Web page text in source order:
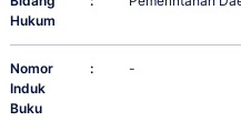
Hukum
Nomor
Induk
Buku
: -